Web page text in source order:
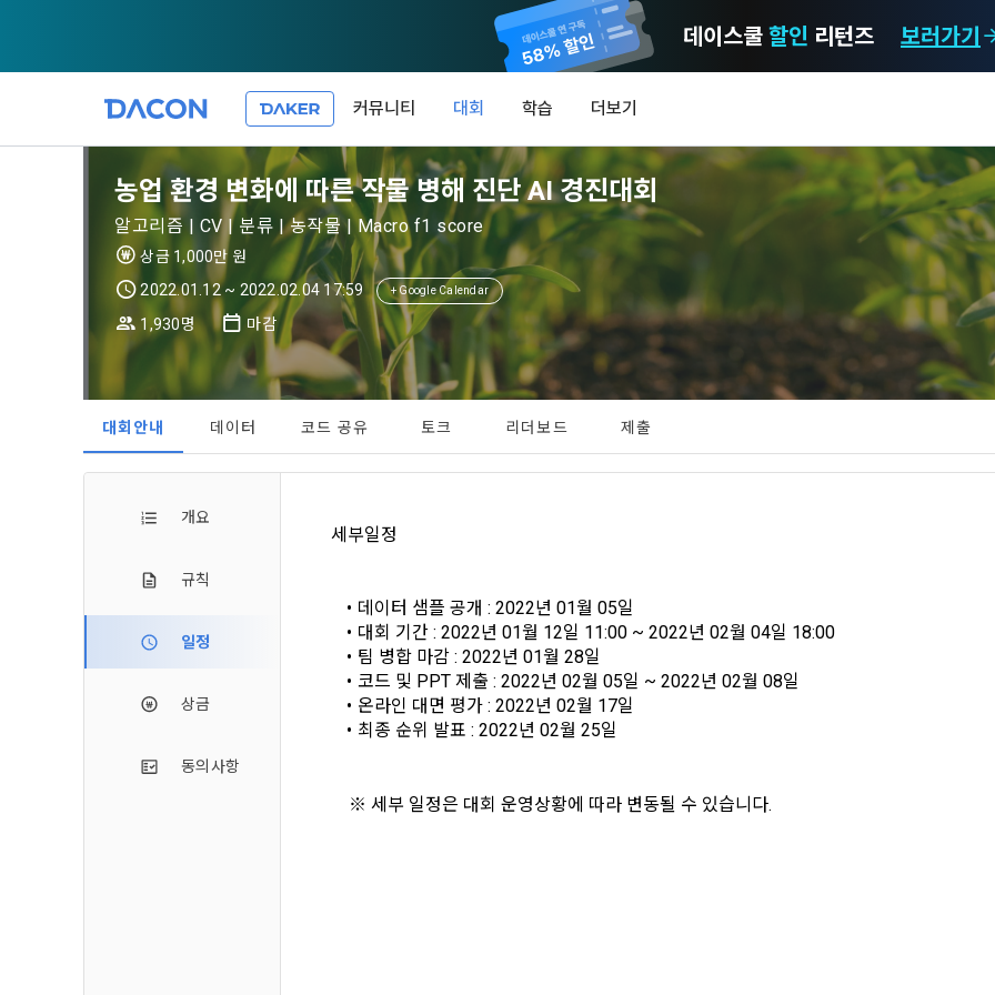
데이스쿨 할인 리턴즈 보러가기
커뮤니티 대회 학습 더보기
알림0
메일 인증 필요
로그인 하시려면 아래 이메일로 인증이 필요합니다. 이메일을 다
시 보내시겠습니까?
[데이콘] 회원가입 인증메일
데이콘 회원가입을 환영합니다. 메일 인증은 데이콘 회원가입
을 위한 필수 절차입니다. 아래 이메일을 인증하여 회원가입 절
차를 완료하여 주시기 바랍니다.
이용약관
제 1 조 (목적)
본 약관은 데이콘 주식회사(이하 “회사”)와 “회원” 간에 정보 서비스를 이용하는 조건 및
필요한 사항을 약속하여 규정하는 데 그 목적이 있다. “회원”은 모든 약관에 동의해야 하
이든 본 서비스를 사용한다는 것은 “회원”이 본 약관의 전부에 동의한다는 것을 의미하며
“회원”이 서비스를 사용하는 동안 계속 유효하다. 본 약관은 저작권 분쟁 정책의 조항을 포
제 2 조 (용어의 정의)
이 약관에서 사용하는 용어의 정의는 아래와 같다.
1."사이트"라 함은 "회사"가 서비스를 "회원"에게 제공하기 위하여 컴퓨터 등 정보 통신
여 설정한 가상의 영업장 또는 "회사"가 운영하는 아래 웹사이트를 말한다.
가. ***.dacon.io
4. “인재회원”이라 함은 “데이콘 인재풀 서비스”를 이용하기 위하여 본인의 개인정보와 프
등을 공유한 자로서, 채용 의뢰 “기업회원”에게 개인정보, 프로젝트, 코드 등을 제공하는
“개인회원”을 말한다.
5. “기업회원”이라 함은 “회사”에 대회의 주최를 의뢰하거나, 채용 의뢰 서비스 등을 이용
사”와 일정 계약을 한 개인 또는 법인을 말한다.
이를 평가하여 우수작을 선정하는 제반 행위를 말한다.
개인정보 처리방침
데이콘 개인정보 처리방침
(2021.05.24 본)
데이콘은 이용자 개인정보 보호를 여러 경영요소 가운데 최우선의 가치로 두고 있습니
식회사(이하 ‘데이콘’ 또는 ‘회사’)는 서비스 기획부터 종료까지 정보통신망 이용촉진 및
관한 법률(이하 ‘정보통신망법’), 개인정보보호법 등 국내의 개인정보 보호 법령을 철저
1. 개인정보처리방침의 의의
데이콘이 어떤 정보를 수집하고, 수집한 정보를 어떻게 사용하며, 필요에 따라 누구와 이
또는 제공’)하며, 이용목적을 달성한 정보를 언제, 어떻게 파기 하는지 등 ‘개인정보의 한살
정보를 투명하게 제공합니다.
개인정보 침해사고가 발생하는 경우, 추가적인 피해를 예방하고 이미 발생한 피해를 복구
구에게 연락하여 어떤 도움을 받을 수 있는지 알려 드립니다.
그 무엇보다도, 개인정보와 관련하여 데이콘과 이용자 간의 권리 및 의무 관계를 규정
마케팅 정보 수신 동의
1. 광고성 정보의 이용목적
DACON이 제공하는 이용자 맞춤형 서비스 및 상품 추천, 각종 경품 행사, 이벤트, 경진대
등의 광고성 정보를 전자우편이나
서신우편, 문자(SMS 또는 카카오 알림톡), 푸시, 전화 등을 통해 이용자에게 제공합니다.
- 마케팅 수신 동의는 거부하실 수 있으며 동의 이후에라도 고객의 의사에 따라 동의를
니다.
동의를 거부 하시더라도 DACON에서 제공하는 서비스의 이용에 제한이 되지 않습니다.
단, 할인, 이벤트 및 이용자 맞춤형 상품 추천 등의 마케팅 정보 안내 서비스가 제한됩니다.
단, 할인, 이벤트 및 이용자 맞춤형 상품 추천 등의 마케팅 정보 안내 서비스가 제한됩니다.
3. 서비스 정보 수신 동의 철회
DACON에서 제공하는 마케팅 정보를 원하지 않을 경우 ‘홈>계정관리 페이지의 하단 마케
행, 교육 등) 정보 수신 동의(선택)’에서 철회를 요청할 수 있습니다.
농업 환경 변화에 따른 작물 병해 진단 AI 경진대회
알고리즘 | CV | 분류 | 농작물 | Macro f1 score
상금 1,000만 원
2022.01.12 ~ 2022.02.04 17:59
+ Google Calendar
1,930명 마감
대회안내 데이터 코드 공유 토크 리더보드 제출
개요
규칙
일정
상금
동의사항
세부일정
데이터 샘플 공개 : 2022년 01월 05일
대회 기간 : 2022년 01월 12일 11:00 ~ 2022년 02월 04일 18:00
팀 병합 마감 : 2022년 01월 28일
코드 및 PPT 제출 : 2022년 02월 05일 ~ 2022년 02월 08일
온라인 대면 평가 : 2022년 02월 17일
최종 순위 발표 : 2022년 02월 25일
	※ 세부 일정은 대회 운영상황에 따라 변동될 수 있습니다.